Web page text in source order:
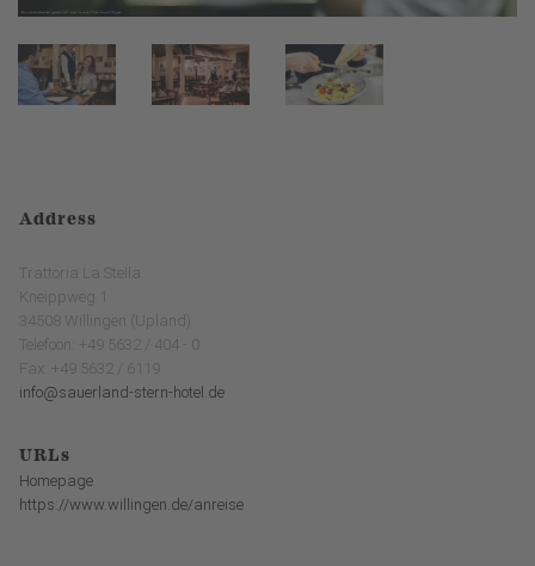
Address
Trattoria La Stella
Kneippweg 1
34508 Willingen (Upland)
Telefoon: +49 5632 / 404 - 0
Fax: +49 5632 / 6119
info@sauerland-stern-hotel.de
URLs
Homepage
https://www.willingen.de/anreise